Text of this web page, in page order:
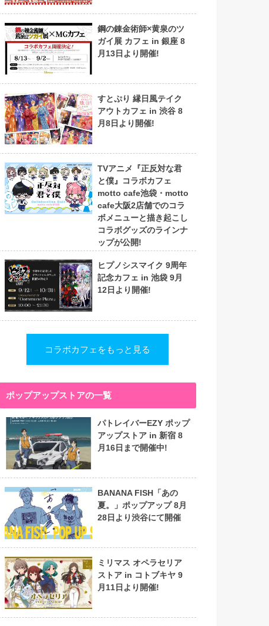
鋼の錬金術師×黄泉のツ
ガイ展 カフェ in 銀座 8
月13日より開催!
すとぷり 縁日風テイク
アウトカフェ in 渋谷 8
月8日より開催!
TVアニメ『正反対な君
と僕』コラボカフェ
motto cafe池袋・motto
cafe大阪2店舗でのコラ
ボメニューと描き起こし
コラボグッズのラインナ
ップが公開!
ヒプノシスマイク 9周年
記念カフェ in 池袋 9月
12日より開催!
コラボカフェをもっと見る
ポップアップストアの一覧
パトレイバーEZY ポップ
アップストア in 新宿 8
月16日まで開催中!
BANANA FISH「あの
夏。」ポップアップ 8月
28日より渋谷にて開催
ミリマス オペラセリア
ストア in コトブキヤ 9
月11日より開催!